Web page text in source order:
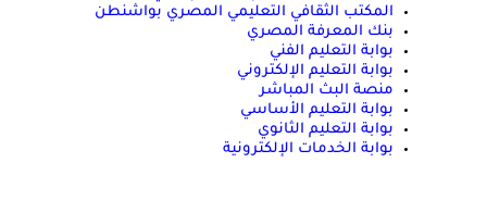
المكتب الثقافي التعليمي المصري بواشنطن
بنك المعرفة المصري
بوابة التعليم الفني
بوابة التعليم الإلكتروني
منصة البث المباشر
بوابة التعليم الأساسي
بوابة التعليم الثانوي
بوابة الخدمات الإلكترونية